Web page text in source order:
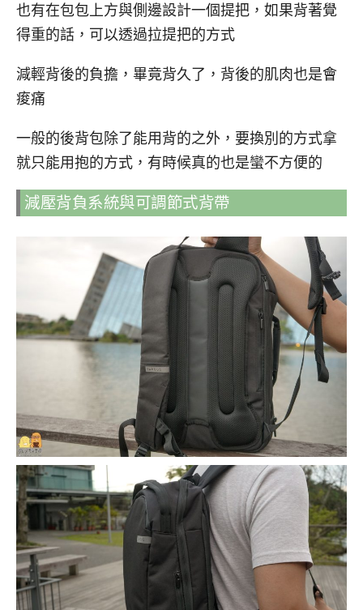
也有在包包上方與側邊設計一個提把，如果背著覺
得重的話，可以透過拉提把的方式
減輕背後的負擔，畢竟背久了，背後的肌肉也是會
痠痛
一般的後背包除了能用背的之外，要換別的方式拿
就只能用抱的方式，有時候真的也是蠻不方便的
減壓背負系統與可調節式背帶